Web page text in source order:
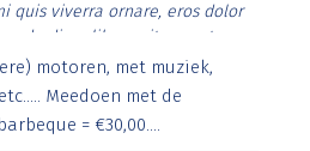
quis viverra ornare, eros dolor
diam libero vitae erat.
justo cursus id rutrum lorem
risus tristique posuere.
motoren, met muziek,
Meedoen met de
= €30,00....